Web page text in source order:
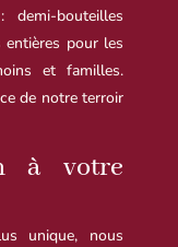
bouteilles
pour les
et familles.
de notre terroir
à votre
unique, nous